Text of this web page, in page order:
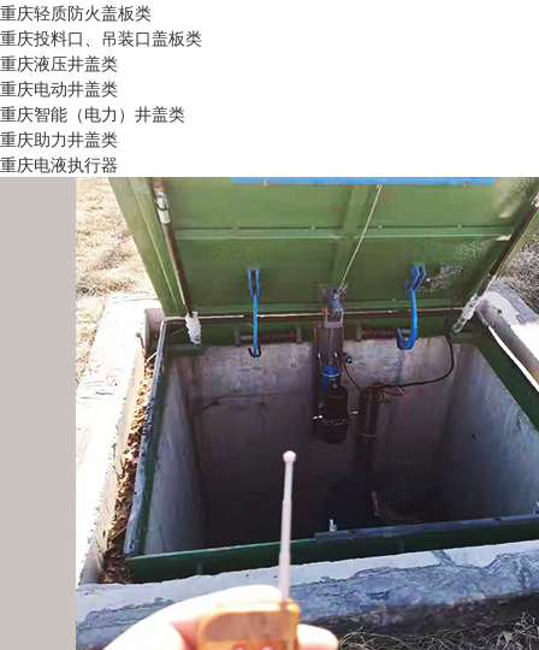
重庆轻质防火盖板类
重庆投料口、吊装口盖板类
重庆液压井盖类
重庆电动井盖类
重庆智能（电力）井盖类
重庆助力井盖类
重庆电液执行器